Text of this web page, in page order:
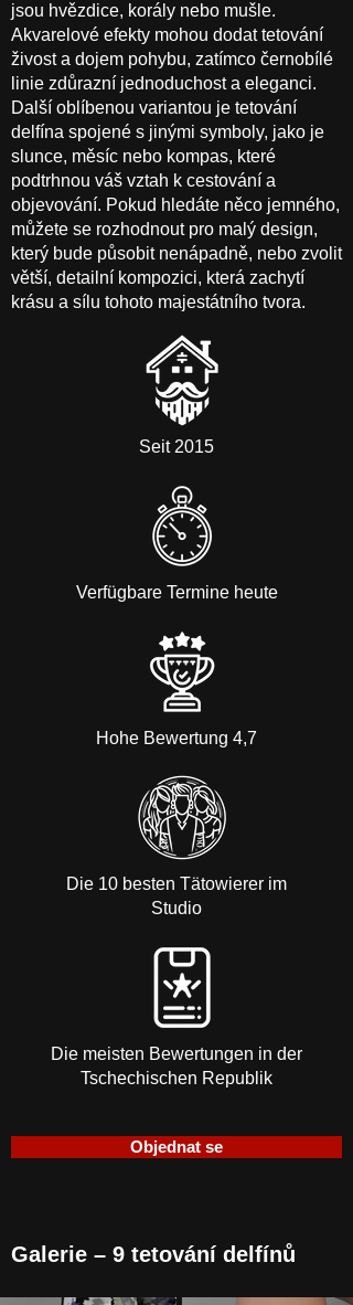
jsou hvězdice, korály nebo mušle.
Akvarelové efekty mohou dodat tetování
živost a dojem pohybu, zatímco černobílé
linie zdůrazní jednoduchost a eleganci.
Další oblíbenou variantou je tetování
delfína spojené s jinými symboly, jako je
slunce, měsíc nebo kompas, které
podtrhnou váš vztah k cestování a
objevování. Pokud hledáte něco jemného,
můžete se rozhodnout pro malý design,
který bude působit nenápadně, nebo zvolit
větší, detailní kompozici, která zachytí
krásu a sílu tohoto majestátního tvora.
Seit 2015
Verfügbare Termine heute
Hohe Bewertung 4,7
Die 10 besten Tätowierer im
Studio
Die meisten Bewertungen in der
Tschechischen Republik
Objednat se
Galerie – 9 tetování delfínů